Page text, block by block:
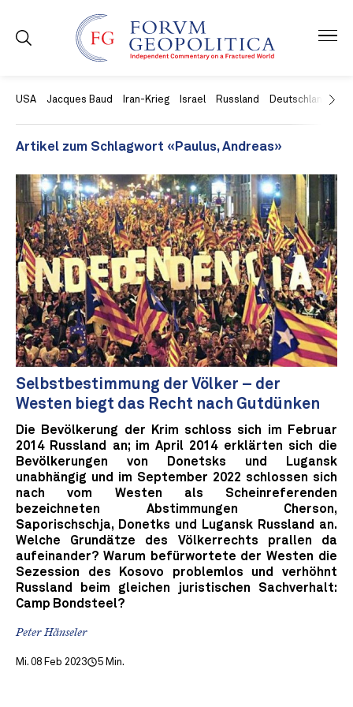
USA Jacques Baud Iran-Krieg Israel Russland Deutschland
Artikel zum Schlagwort «Paulus, Andreas»
Selbstbestimmung der Völker – der
Westen biegt das Recht nach Gutdünken
Die Bevölkerung der Krim schloss sich im Februar
2014 Russland an; im April 2014 erklärten sich die
Bevölkerungen von Donetsks und Lugansk
unabhängig und im September 2022 schlossen sich
nach vom Westen als Scheinreferenden
bezeichneten Abstimmungen Cherson,
Saporischschja, Donetks und Lugansk Russland an.
Welche Grundätze des Völkerrechts prallen da
aufeinander? Warum befürwortete der Westen die
Sezession des Kosovo problemlos und verhöhnt
Russland beim gleichen juristischen Sachverhalt:
Camp Bondsteel?
Peter Hänseler
Mi. 08 Feb 2023 5 Min.